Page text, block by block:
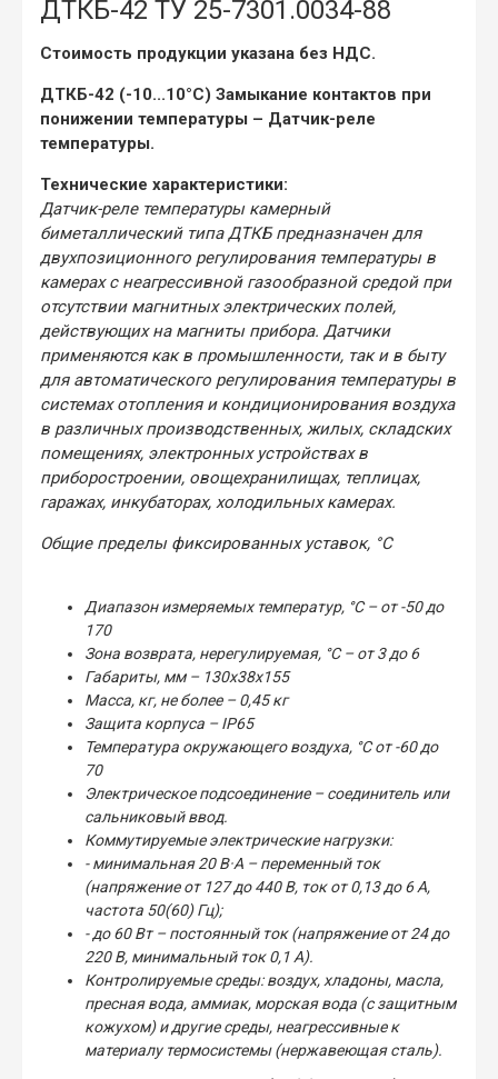
ДТКБ-42 ТУ 25-7301.0034-88
Стоимость продукции указана без НДС.
ДТКБ-42 (-10...10°С) Замыкание контактов при
понижении температуры – Датчик-реле
температуры.
Технические характеристики:
Датчик-реле температуры камерный
биметаллический типа ДТКБ предназначен для
двухпозиционного регулирования температуры в
камерах с неагрессивной газообразной средой при
отсутствии магнитных электрических полей,
действующих на магниты прибора. Датчики
применяются как в промышленности, так и в быту
для автоматического регулирования температуры в
системах отопления и кондиционирования воздуха
в различных производственных, жилых, складских
помещениях, электронных устройствах в
приборостроении, овощехранилищах, теплицах,
гаражах, инкубаторах, холодильных камерах.
Общие пределы фиксированных уставок, °С
Диапазон измеряемых температур, °С – от -50 до
170
Зона возврата, нерегулируемая, °С – от 3 до 6
Габариты, мм – 130х38х155
Масса, кг, не более – 0,45 кг
Защита корпуса – IP65
Температура окружающего воздуха, °С от -60 до
70
Электрическое подсоединение – соединитель или
сальниковый ввод.
Коммутируемые электрические нагрузки:
- минимальная 20 В·А – переменный ток
(напряжение от 127 до 440 В, ток от 0,13 до 6 А,
частота 50(60) Гц);
- до 60 Вт – постоянный ток (напряжение от 24 до
220 В, минимальный ток 0,1 А).
Контролируемые среды: воздух, хладоны, масла,
пресная вода, аммиак, морская вода (с защитным
кожухом) и другие среды, неагрессивные к
материалу термосистемы (нержавеющая сталь).